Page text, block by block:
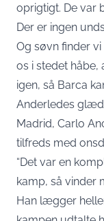
oprigtigt. De var
Der er ingen
Og søvn finder
os i stedet
igen, så Barca
Anderledes
Madrid, Carlo
tilfreds med
“Det var en
kamp, så vinder
Han lægger